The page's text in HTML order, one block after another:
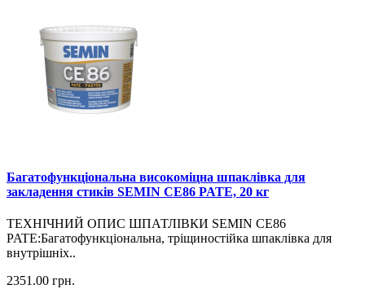
Багатофункціональна високоміцна шпаклівка для
закладення стиків SEMIN CE86 PATE, 20 кг
ТЕХНІЧНИЙ ОПИС ШПАТЛІВКИ SEMIN CE86
PATE:Багатофункціональна, тріщиностійка шпаклівка для
внутрішніх..
2351.00 грн.